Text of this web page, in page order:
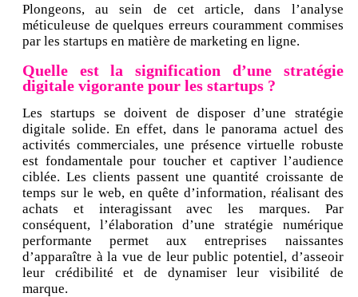
Plongeons, au sein de cet article, dans l’analyse
méticuleuse de quelques erreurs couramment commises
par les startups en matière de marketing en ligne.
Quelle est la signification d’une stratégie
digitale vigorante pour les startups ?
Les startups se doivent de disposer d’une stratégie
digitale solide. En effet, dans le panorama actuel des
activités commerciales, une présence virtuelle robuste
est fondamentale pour toucher et captiver l’audience
ciblée. Les clients passent une quantité croissante de
temps sur le web, en quête d’information, réalisant des
achats et interagissant avec les marques. Par
conséquent, l’élaboration d’une stratégie numérique
performante permet aux entreprises naissantes
d’apparaître à la vue de leur public potentiel, d’asseoir
leur crédibilité et de dynamiser leur visibilité de
marque.